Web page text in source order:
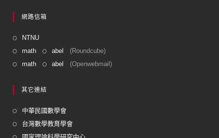
網路信箱
NTNU
math
abel
(Roundcube)
math
abel (Openwebmail)
其它連結
中華民國數學會
台灣數學教育學會